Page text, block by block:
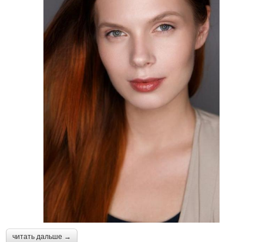
читать дальше →